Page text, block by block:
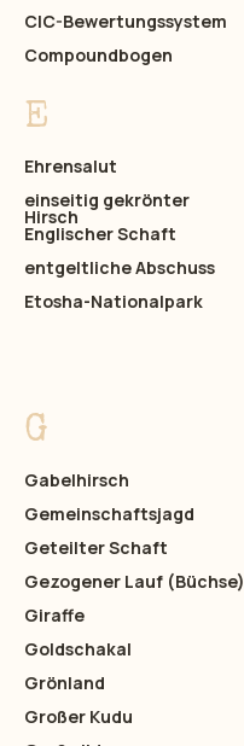
CIC-Bewertungssystem
Compoundbogen
E
Ehrensalut
einseitig gekrönter
Hirsch
Englischer Schaft
entgeltliche Abschuss
Etosha-Nationalpark
G
Gabelhirsch
Gemeinschaftsjagd
Geteilter Schaft
Gezogener Lauf (Büchse)
Giraffe
Goldschakal
Grönland
Großer Kudu